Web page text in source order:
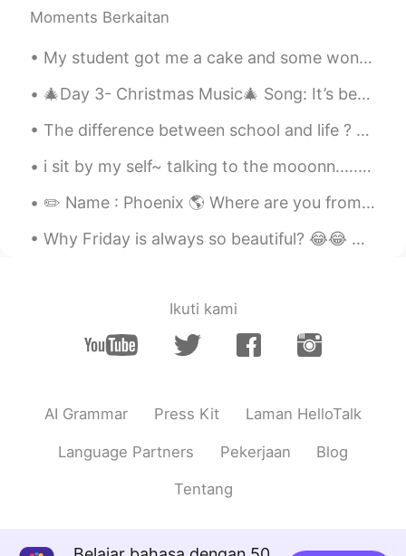
CN EN
拿大人Jared
Jack 2020.08.03 05:32
懂就给我说 ”我再也不敢夸你中文好了
昨天说错了两个字，
然后那个小伙伴没
听懂就给我说 ”我再也不敢夸你中文好了
😂”
来跟我聊天就会发现我的中文并没那么
很多人看我动态都会来夸我中文好，
私来问我的照片。
搞笑的是同时也有人夸我声音好听
Moments Berkaitan
My student got me a cake and some wonderful homemade sweets. Christmas is coming. My birthday sha...
🎄Day 3- Christmas Music🎄 Song: It’s beginning to look a lot like Christmas Artist: Michael Bubl...
The difference between school and life ? School teaches you lessons and then gives you a test. Li...
i sit by my self~ talking to the mooonn........ try to get to you~...... i'm just sad and yeah ...
✏️ Name : Phoenix 🌎 Where are you from? : America 🇺🇸 📈 Height : 157.48 cm 🎉 Birthday : August ...
Why Friday is always so beautiful? 😂😂 Because the sun is also very happy to see the arrival of t...
Ikuti kami
AI Grammar Press Kit Laman HelloTalk
Language Partners Pekerjaan Blog
Tentang